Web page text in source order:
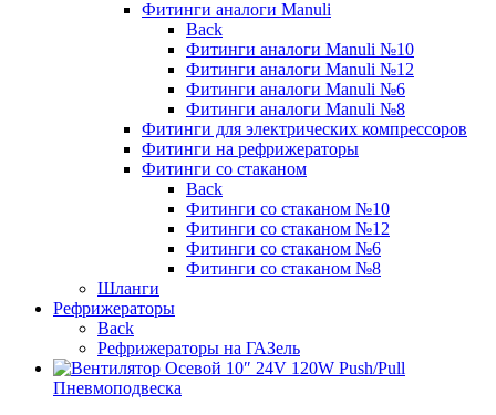
Фитинги аналоги Manuli
Back
Фитинги аналоги Manuli №10
Фитинги аналоги Manuli №12
Фитинги аналоги Manuli №6
Фитинги аналоги Manuli №8
Фитинги для электрических компрессоров
Фитинги на рефрижераторы
Фитинги со стаканом
Back
Фитинги со стаканом №10
Фитинги со стаканом №12
Фитинги со стаканом №6
Фитинги со стаканом №8
Шланги
Рефрижераторы
Back
Рефрижераторы на ГАЗель
Пневмоподвеска